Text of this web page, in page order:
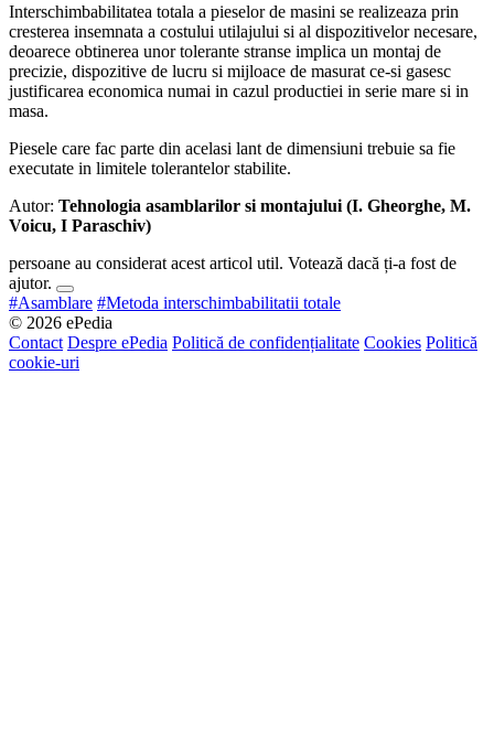
Interschimbabilitatea totala a pieselor de masini se realizeaza prin
cresterea insemnata a costului utilajului si al dispozitivelor necesare,
deoarece obtinerea unor tolerante stranse implica un montaj de
precizie, dispozitive de lucru si mijloace de masurat ce-si gasesc
justificarea economica numai in cazul productiei in serie mare si in
masa.
Piesele care fac parte din acelasi lant de dimensiuni trebuie sa fie
executate in limitele tolerantelor stabilite.
Autor: Tehnologia asamblarilor si montajului (I. Gheorghe, M.
Voicu, I Paraschiv)
persoane au considerat acest articol util. Votează dacă ți-a fost de
ajutor.
#Asamblare #Metoda interschimbabilitatii totale
© 2026 ePedia
Contact Despre ePedia Politică de confidențialitate Cookies Politică
cookie-uri